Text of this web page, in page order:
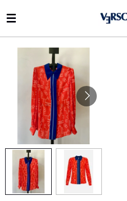
direct
naar
hoofdinhoud